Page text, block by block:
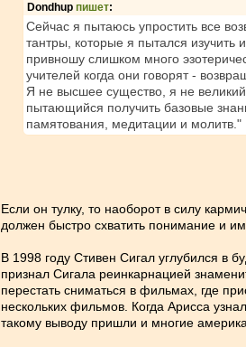
Dondhup пишет:
Сейчас я пытаюсь упростить все
тантры, которые я пытался изучить
привношу слишком много
учителей когда они говорят -
Я не высшее существо, я не
пытающийся получить базовые
памятования, медитации и молитв."
Если он тулку, то наоборот в силу
должен быстро схватить понимание и
В 1998 году Стивен Сигал углубился в
признал Сигала реинкарнацией
перестать сниматься в фильмах, где
нескольких фильмов. Когда Арисса
такому выводу пришли и многие